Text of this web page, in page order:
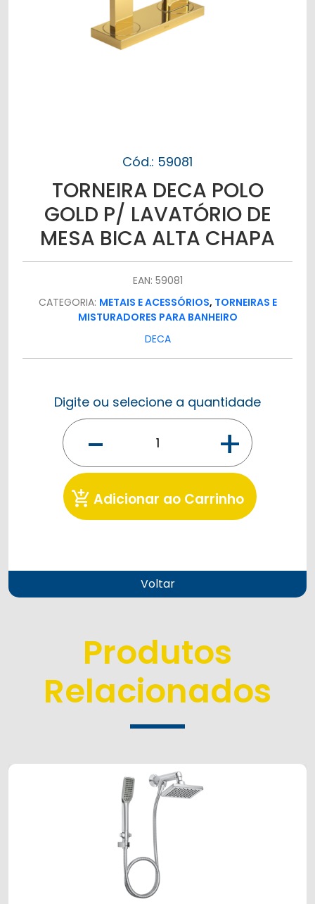
Cód.: 59081
TORNEIRA DECA POLO
GOLD P/ LAVATÓRIO DE
MESA BICA ALTA CHAPA
EAN: 59081
CATEGORIA: METAIS E ACESSÓRIOS, TORNEIRAS E
MISTURADORES PARA BANHEIRO
DECA
Digite ou selecione a quantidade
- +
add_shopping_cart Adicionar ao Carrinho
Voltar
Produtos
Relacionados